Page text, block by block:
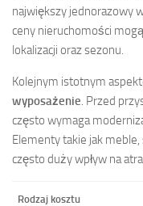
największy jednorazowy
ceny nieruchomości
lokalizacji oraz sezonu.
Kolejnym istotnym
wyposażenie. Przed
często wymaga
Elementy takie jak
często duży wpływ na
Rodzaj kosztu